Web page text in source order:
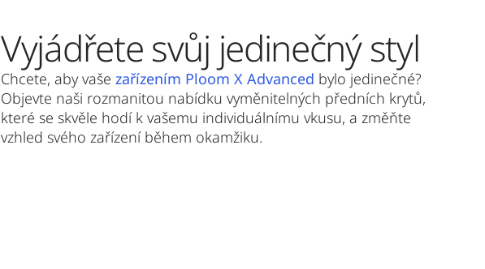
Vyjádřete svůj jedinečný styl
Chcete, aby vaše zařízením Ploom X Advanced bylo jedinečné?
Objevte naši rozmanitou nabídku vyměnitelných předních krytů,
které se skvěle hodí k vašemu individuálnímu vkusu, a změňte
vzhled svého zařízení během okamžiku.